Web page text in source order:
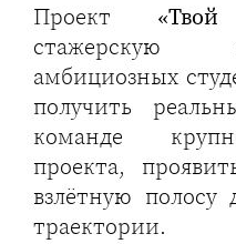
Проект
стажерскую
амбициозных
получить
команде
проекта,
взлётную полосу
траектории.